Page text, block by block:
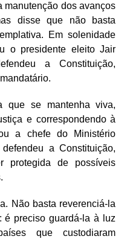
manutenção dos avanços
disse que não basta
Em solenidade
o presidente eleito Jair
a Constituição,
que se mantenha viva,
e correspondendo à
a chefe do Ministério
a Constituição,
protegida de possíveis
Não basta reverenciá-la
é preciso guardá-la à luz
que custodiaram